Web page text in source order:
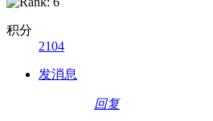
积分
2104
发消息
回复